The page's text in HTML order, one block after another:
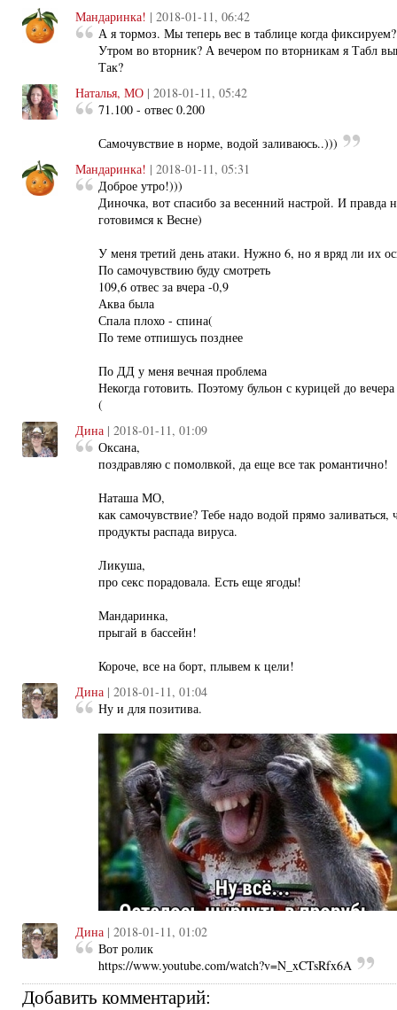
Мандаринка! | 2018-01-11, 06:42
А я тормоз. Мы теперь вес в таблице когда фиксируем?
Утром во вторник? А вечером по вторникам я Табл
Так?
Наталья, МО | 2018-01-11, 05:42
71.100 - отвес 0.200
Самочувствие в норме, водой заливаюсь..)))
Мандаринка! | 2018-01-11, 05:31
Доброе утро!)))
Диночка, вот спасибо за весенний настрой. И правда
готовимся к Весне)
У меня третий день атаки. Нужно 6, но я вряд ли их
По самочувствию буду смотреть
109,6 отвес за вчера -0,9
Аква была
Спала плохо - спина(
По теме отпишусь позднее
По ДД у меня вечная проблема
Некогда готовить. Поэтому бульон с курицей до вечера
(
Дина | 2018-01-11, 01:09
Оксана,
поздравляю с помолвкой, да еще все так романтично!
Наташа МО,
как самочувствие? Тебе надо водой прямо заливаться,
продукты распада вируса.
Ликуша,
про секс порадовала. Есть еще ягоды!
Мандаринка,
прыгай в бассейн!
Короче, все на борт, плывем к цели!
Дина | 2018-01-11, 01:04
Ну и для позитива.
Дина | 2018-01-11, 01:02
Вот ролик
https://www.youtube.com/watch?v=N_xCTsRfx6A
Добавить комментарий: